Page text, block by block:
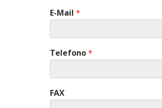
E-Mail *
Telefono*
FAX